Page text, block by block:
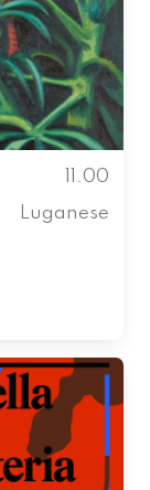
11.00
Luganese